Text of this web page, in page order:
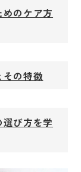
のケア方
その特徴
び方を学